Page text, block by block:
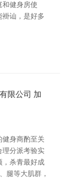
和健身房使
褂讪，是好多
限公司 加
健身商酌至关
分派考验实
，杀青最好成
腿等大肌群，